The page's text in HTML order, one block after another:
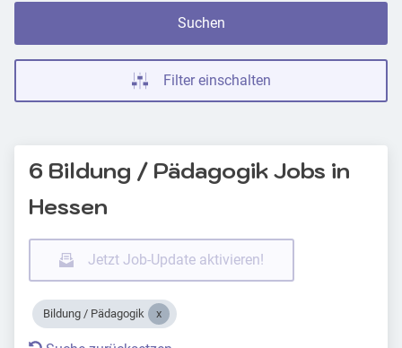
Suchen
Filter einschalten
6 Bildung / Pädagogik Jobs in
Hessen
Jetzt Job-Update aktivieren!
Bildung / Pädagogik